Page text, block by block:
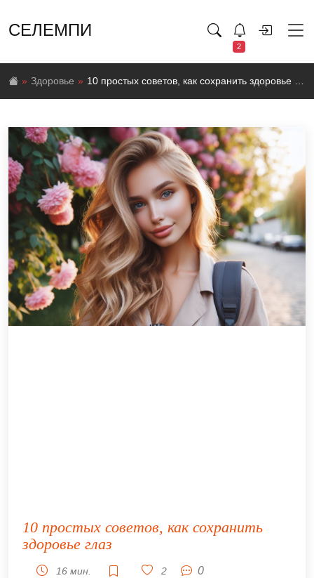
СЕЛЕМПИ
2
Здоровье 10 простых советов, как сохранить здоровье глаз
10 простых советов, как сохранить
здоровье глаз
16 мин. 2 0